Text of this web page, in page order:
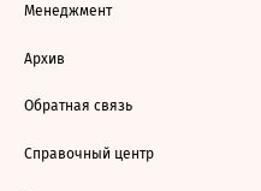
Менеджмент
Архив
Обратная связь
Справочный центр